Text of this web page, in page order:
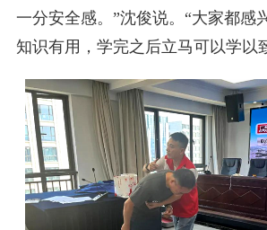
一分安全感。”沈俊说。“大家都感
知识有用，学完之后立马可以学以